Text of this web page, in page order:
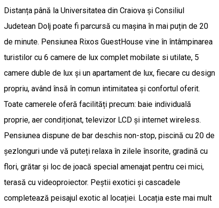
Distanța până la Universitatea din Craiova și Consiliul
Judetean Dolj poate fi parcursă cu mașina în mai puțin de 20
de minute. Pensiunea Rixos GuestHouse vine în întâmpinarea
turistilor cu 6 camere de lux complet mobilate si utilate, 5
camere duble de lux și un apartament de lux, fiecare cu design
propriu, având însă în comun intimitatea și confortul oferit.
Toate camerele oferă facilități precum: baie individuală
proprie, aer condiționat, televizor LCD și internet wireless.
Pensiunea dispune de bar deschis non-stop, piscină cu 20 de
șezlonguri unde vă puteți relaxa în zilele însorite, gradină cu
flori, grătar și loc de joacă special amenajat pentru cei mici,
terasă cu videoproiector. Peștii exotici și cascadele
completează peisajul exotic al locației. Locația este mai mult